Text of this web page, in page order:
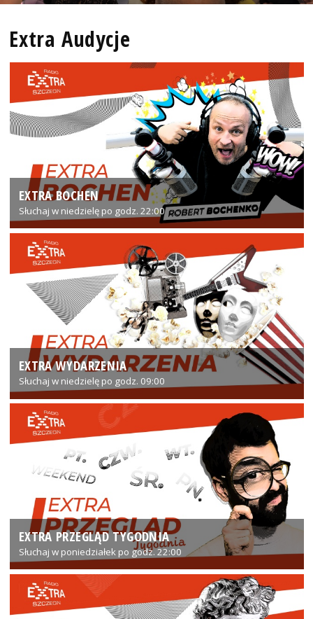
Extra Audycje
EXTRA BOCHEN
Słuchaj w niedzielę po godz. 22:00
EXTRA WYDARZENIA
Słuchaj w niedzielę po godz. 09:00
EXTRA PRZEGLĄD TYGODNIA
Słuchaj w poniedziałek po godz. 22:00